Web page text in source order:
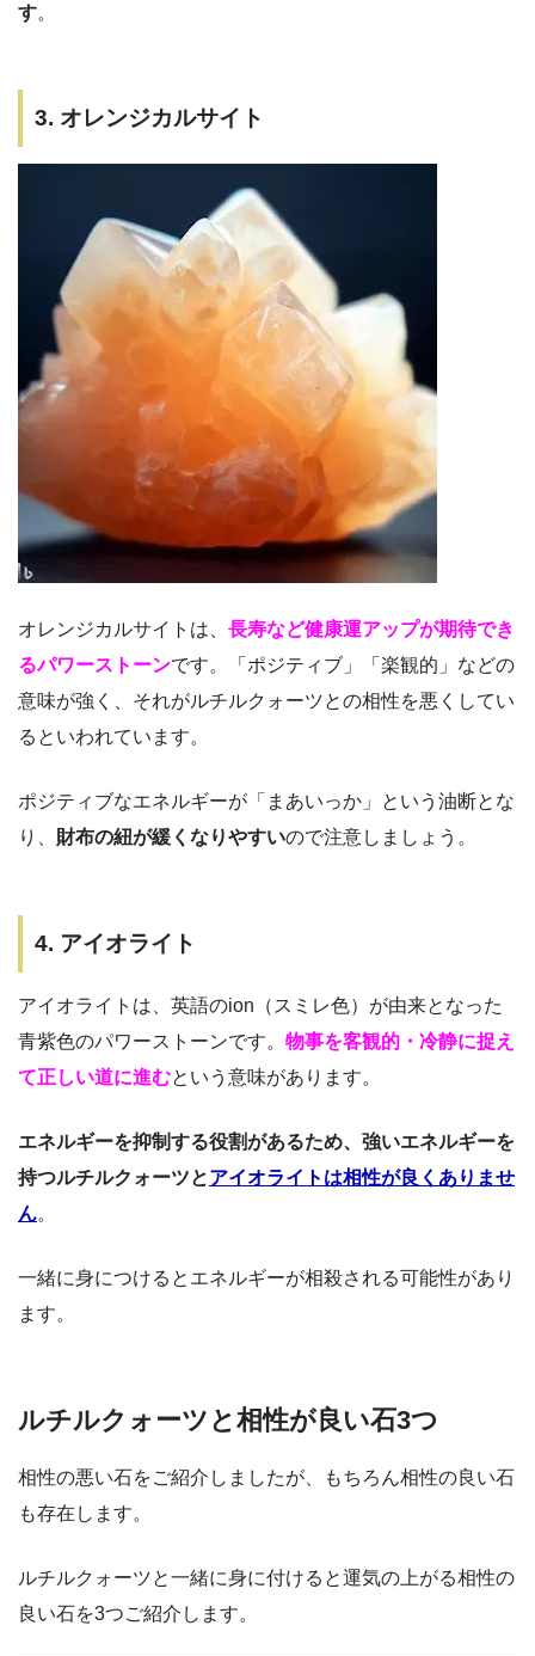
す。
3. オレンジカルサイト
オレンジカルサイトは、 長寿など健康運アップが期待でき
るパワーストーンです。「ポジティブ」「楽観的」などの
意味が強く、それがルチルクォーツとの相性を悪くしてい
るといわれています。
ポジティブなエネルギーが「まあいっか」という油断とな
り、 財布の紐が緩くなりやすいので注意しましょう。
4. アイオライト
アイオライトは、英語のion（スミレ色）が由来となった
青紫色のパワーストーンです。 物事を客観的・冷静に捉え
て正しい道に進むという意味があります。
エネルギーを抑制する役割があるため、強いエネルギーを
持つルチルクォーツとアイオライトは相性が良くありませ
ん。
一緒に身につけるとエネルギーが相殺される可能性があり
ます。
ルチルクォーツと相性が良い石3つ
相性の悪い石をご紹介しましたが、もちろん相性の良い石
も存在します。
ルチルクォーツと一緒に身に付けると運気の上がる相性の
良い石を3つご紹介します。